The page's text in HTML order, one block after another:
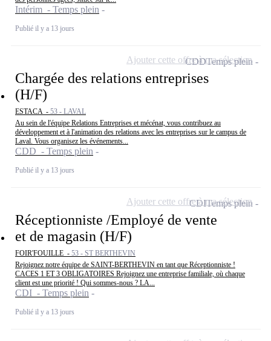
Intérim - Temps plein
Publié il y a 13 jours
Chargée des relations entreprises
(H/F)
ESTACA - 53 - LAVAL
Au sein de l'équipe Relations Entreprises et mécénat, vous contribuez au
développement et à l'animation des relations avec les entreprises sur le campus de
Laval. Vous organisez les événements...
CDD - Temps plein
Publié il y a 13 jours
CDDTemps plein
Ajouter cette offre à ma sélection
Réceptionniste /Employé de vente
et de magasin (H/F)
FOIR'FOUILLE - 53 - ST BERTHEVIN
Rejoignez notre équipe de SAINT-BERTHEVIN en tant que Réceptionniste !
CACES 1 ET 3 OBLIGATOIRES Rejoignez une entreprise familiale, où chaque
client est une priorité ! Qui sommes-nous ? LA...
CDI - Temps plein
Publié il y a 13 jours
CDITemps plein
Ajouter cette offre à ma sélection